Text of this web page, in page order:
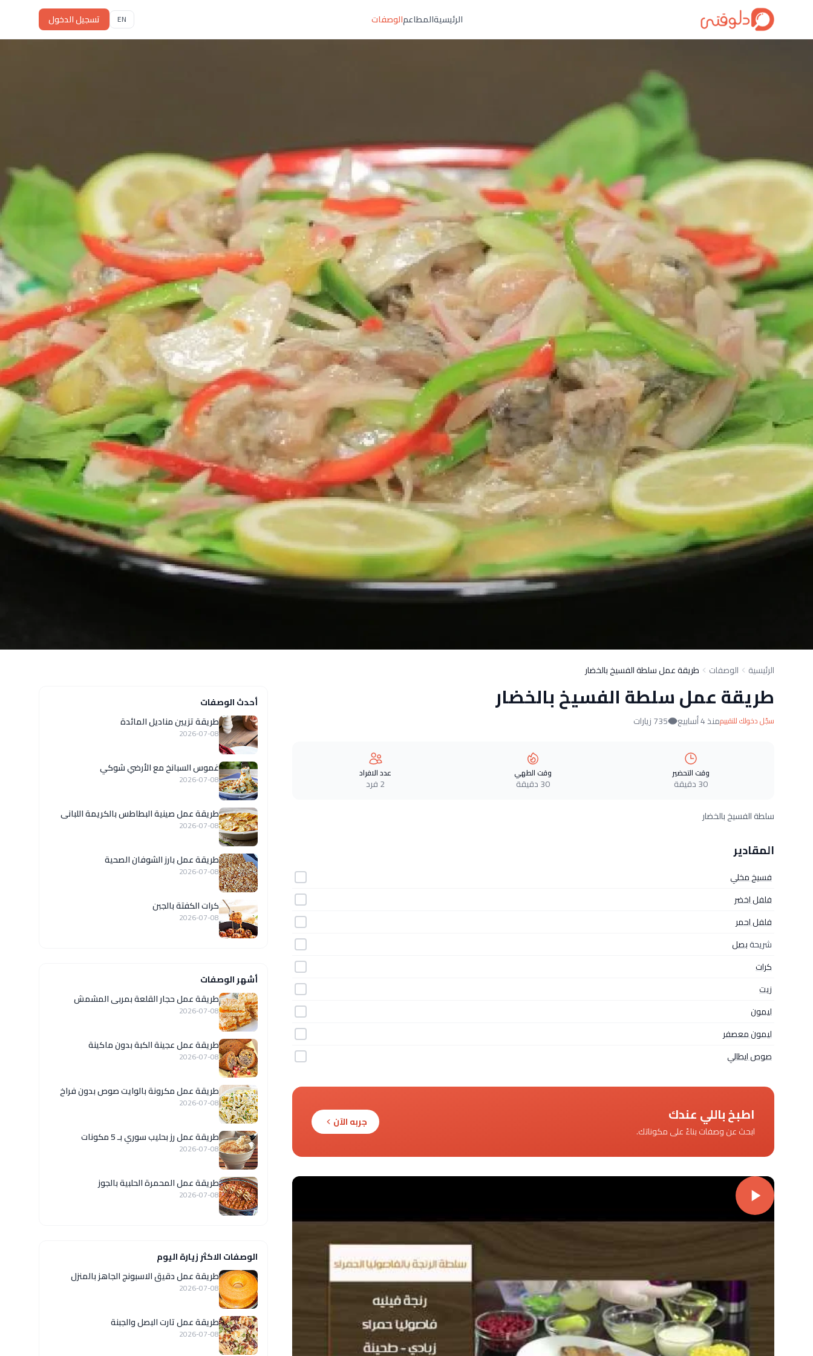
الرئيسيةالمطاعمالوصفات EN تسجيل الدخول
الرئيسية الوصفات طريقة عمل سلطة الفسيخ بالخضار
طريقة عمل سلطة الفسيخ بالخضار
سجّل دخولك للتقييممنذ 4 أسابيع 735 زيارات
وقت التحضير
30 دقيقة
وقت الطهي
30 دقيقة
عدد الافراد
2 فرد
سلطة الفسيخ بالخضار
المقادير
فسيخ مخلي
فلفل اخضر
فلفل احمر
شريحةبصل
كرات
زيت
ليمون
ليمون معصفر
صوص ايطالي
اطبخ باللي عندك
ابحث عن وصفات بناءً على مكوناتك.
جربه الآن
أحدث الوصفات
طريقة تزيين مناديل المائدة
2026-07-08
غموس السبانخ مع الأرضي شوكي
2026-07-08
طريقة عمل صينية البطاطس بالكريمة اللبانى
2026-07-08
طريقة عمل بارز الشوفان الصحية
2026-07-08
كرات الكفتة بالجبن
2026-07-08
أشهر الوصفات
طريقة عمل حجار القلعة بمربى المشمش
2026-07-08
طريقة عمل عجينة الكبة بدون ماكينة
2026-07-08
طريقة عمل مكرونة بالوايت صوص بدون فراخ
2026-07-08
طريقة عمل رز بحليب سوري بـ 5 مكونات
2026-07-08
طريقة عمل المحمرة الحلبية بالجوز
2026-07-08
الوصفات الاكثر زيارة اليوم
طريقة عمل دقيق الاسبونج الجاهز بالمنزل
2026-07-08
طريقة عمل تارت البصل والجبنة
2026-07-08